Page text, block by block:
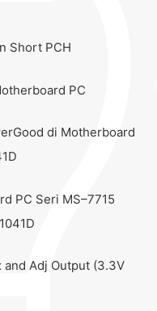
Short PCH
PC
di Motherboard
PC Seri MS–7715
and Adj Output (3.3V